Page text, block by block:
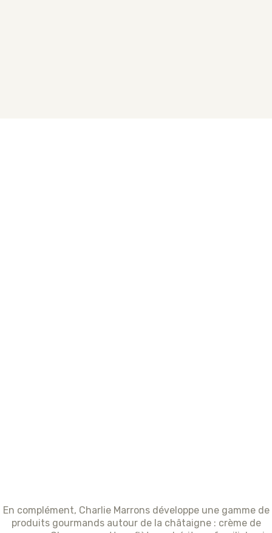
En complément, Charlie Marrons développe une gamme de
produits gourmands autour de la châtaigne : crème de